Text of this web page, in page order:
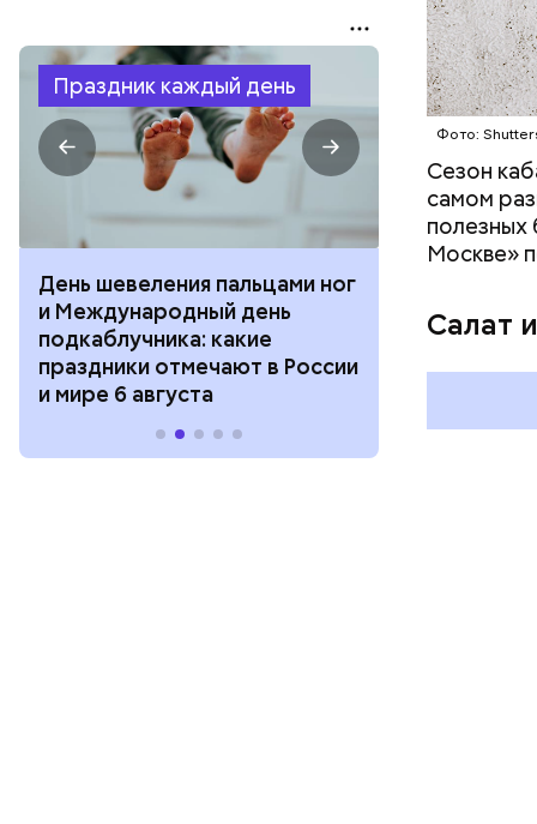
Праздник каждый день
День шевеления пальцами ног
и Международный день
подкаблучника: какие
праздники отмечают в России
и мире 6 августа
горизонта и
курсанта:
отмечают в
Фото:
Сезон
самом
полезных
Москве»
Салат